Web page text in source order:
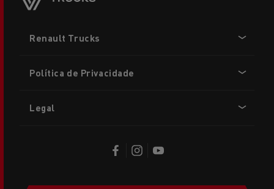
menu
Renault Trucks
Política de Privacidade
Legal